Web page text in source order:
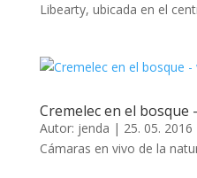
Libearty, ubicada en el
Cremelec en el bosque
Autor: jenda | 25. 05. 2016
Cámaras en vivo de la